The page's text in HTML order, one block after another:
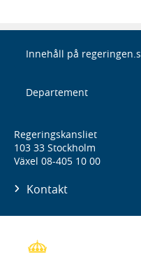
Innehåll på
Departement
Regeringskansliet
103 33 Stockholm
Växel 08-405 10 00
Kontakt